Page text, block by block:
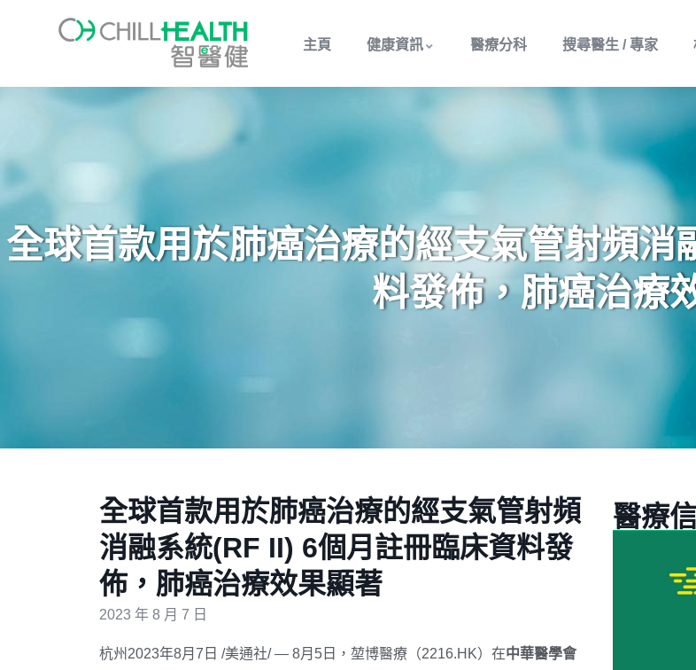
主頁 健康資訊 醫療分科 搜尋醫生 / 專家
全球首款用於肺癌治療的經支氣管射頻消
料發佈，肺癌治療
全球首款用於肺癌治療的經支氣管射頻
消融系統(RF II) 6個月註冊臨床資料發
佈，肺癌治療效果顯著
2023 年 8 月 7 日
杭州 2023年8月7日 /美通社/ — 8月5日，堃博醫療（2216.HK）在中華醫學會
醫療